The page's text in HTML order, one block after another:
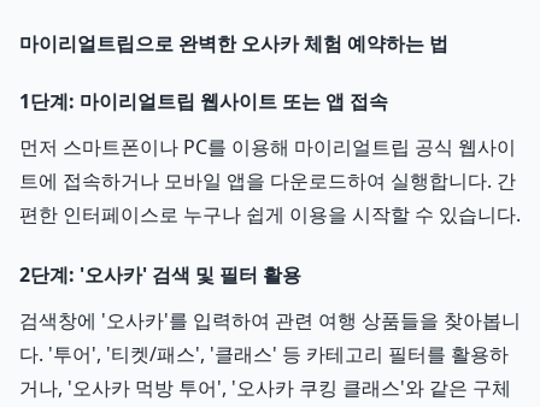
마이리얼트립으로 완벽한 오사카 체험 예약하는 법
1단계: 마이리얼트립 웹사이트 또는 앱 접속
먼저 스마트폰이나 PC를 이용해 마이리얼트립 공식 웹사이
트에 접속하거나 모바일 앱을 다운로드하여 실행합니다. 간
편한 인터페이스로 누구나 쉽게 이용을 시작할 수 있습니다.
2단계: '오사카' 검색 및 필터 활용
검색창에 '오사카'를 입력하여 관련 여행 상품들을 찾아봅니
다. '투어', '티켓/패스', '클래스' 등 카테고리 필터를 활용하
거나, '오사카 먹방 투어', '오사카 쿠킹 클래스'와 같은 구체